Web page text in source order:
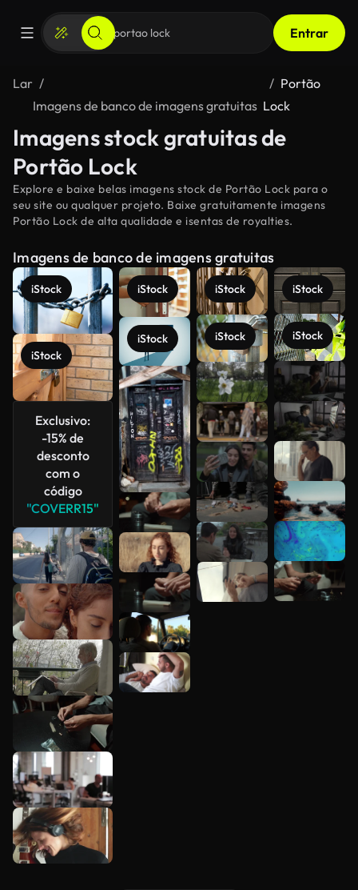
Entrar
Lar
Imagens de banco de imagens gratuitas
Portão
Lock
Imagens stock gratuitas de
Portão Lock
Explore e baixe belas imagens stock de Portão Lock para o
seu site ou qualquer projeto. Baixe gratuitamente imagens
Portão Lock de alta qualidade e isentas de royalties.
Imagens de banco de imagens gratuitas
iStock
iStock
Exclusivo:
-15% de
desconto
com o
código
"COVERR15"
iStock
iStock
iStock
iStock
iStock
iStock
Veja mais